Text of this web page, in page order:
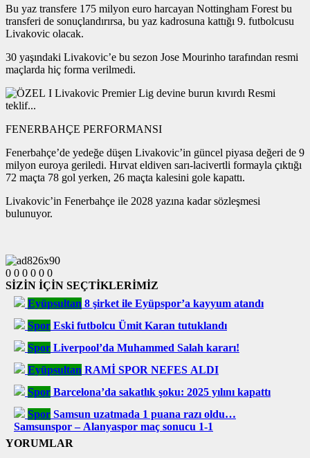
Bu yaz transfere 175 milyon euro harcayan Nottingham Forest bu
transferi de sonuçlandırırsa, bu yaz kadrosuna kattığı 9. futbolcusu
Livakovic olacak.
30 yaşındaki Livakovic’e bu sezon Jose Mourinho tarafından resmi
maçlarda hiç forma verilmedi.
FENERBAHÇE PERFORMANSI
Fenerbahçe’de yedeğe düşen Livakovic’in güncel piyasa değeri de 9
milyon euroya geriledi. Hırvat eldiven sarı-lacivertli formayla çıktığı
72 maçta 78 gol yerken, 26 maçta kalesini gole kapattı.
Livakovic’in Fenerbahçe ile 2028 yazına kadar sözleşmesi
bulunuyor.
0 0 0 0 0 0
SİZİN İÇİN SEÇTİKLERİMİZ
Eyüpsultan 8 şirket ile Eyüpspor’a kayyum atandı
Spor Eski futbolcu Ümit Karan tutuklandı
Spor Liverpool’da Muhammed Salah kararı!
Eyüpsultan RAMİ SPOR NEFES ALDI
Spor Barcelona’da sakatlık şoku: 2025 yılını kapattı
Spor Samsun uzatmada 1 puana razı oldu…
Samsunspor – Alanyaspor maç sonucu 1-1
YORUMLAR